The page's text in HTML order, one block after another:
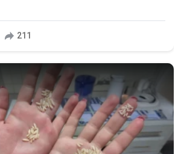
211